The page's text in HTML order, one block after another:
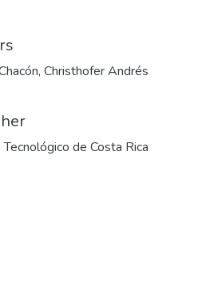
Christhofer Andrés
de Costa Rica